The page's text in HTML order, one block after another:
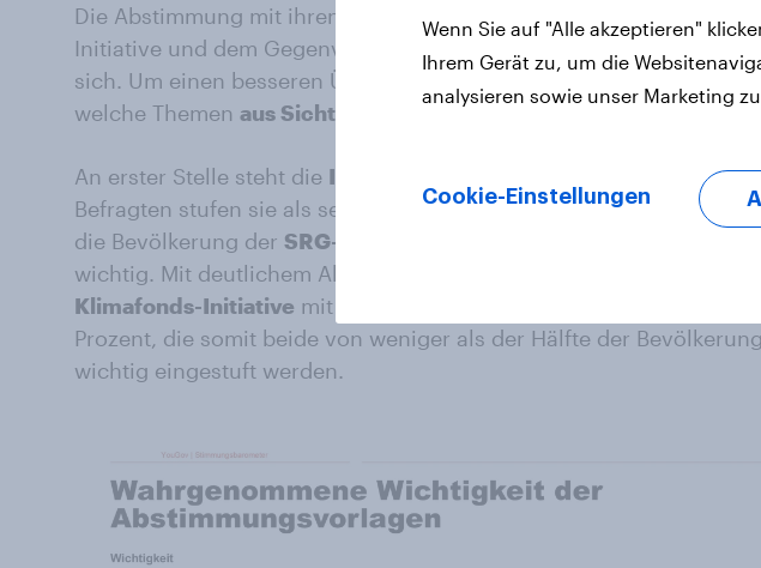
Die Abstimmung mit ihren fünf Vorlagen und der Stichfrage zur
Initiative und dem Gegenvorschlag bringt eine grosse
sich. Um einen besseren Überblick zu schaffen, lohnt sich ein Blick
welche Themen aus Sicht der Bevölkerung als besonders wichtig
An erster Stelle steht die Individualbesteuerung
: Zwei Drittel (66
Befragten stufen sie als sehr wichtig ein. Eine ähnlich hohe
die Bevölkerung der SRG-Initiative
wichtig. Mit deutlichem Abstand, aber auf vergleichbarem Niveau,
Klimafonds-Initiative mit 44 Prozent sowie die
Prozent, die somit beide von weniger als der Hälfte der
wichtig eingestuft werden.
Wenn Sie auf "Alle akzeptieren"
Ihrem Gerät zu, um die
analysieren sowie unser Marketing
Cookie-Einstellungen